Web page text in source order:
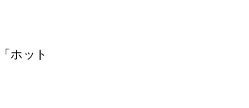
ホット